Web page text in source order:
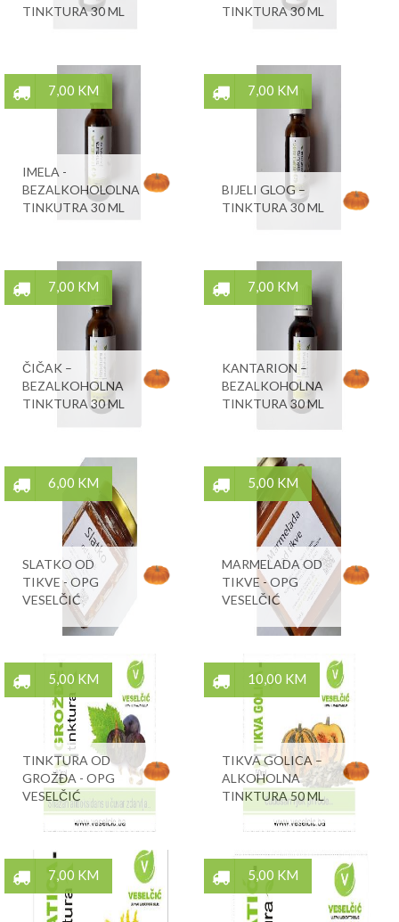
TINKTURA 30 ML
TINKTURA 30 ML
7,00 KM
IMELA -
BEZALKOHOLOLNA
TINKUTRA 30 ML
7,00 KM
BIJELI GLOG –
TINKTURA 30 ML
7,00 KM
ČIČAK –
BEZALKOHOLNA
TINKTURA 30 ML
7,00 KM
KANTARION –
BEZALKOHOLNA
TINKTURA 30 ML
6,00 KM
SLATKO OD
TIKVE - OPG
VESELČIĆ
5,00 KM
MARMELADA OD
TIKVE - OPG
VESELČIĆ
5,00 KM
TINKTURA OD
GROŽĐA - OPG
VESELČIĆ
10,00 KM
TIKVA GOLICA –
ALKOHOLNA
TINKTURA 50 ML
7,00 KM 5,00 KM